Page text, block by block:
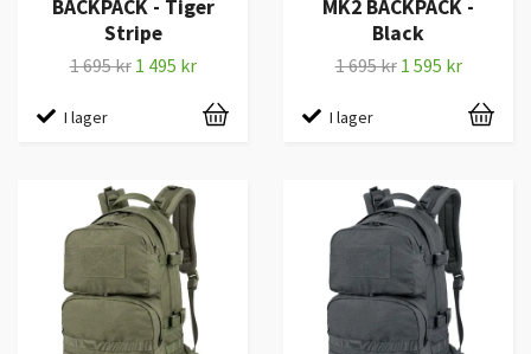
BACKPACK - Tiger
Stripe
1 695 kr 1 495 kr
I lager
MK2 BACKPACK -
Black
1 695 kr 1 595 kr
I lager